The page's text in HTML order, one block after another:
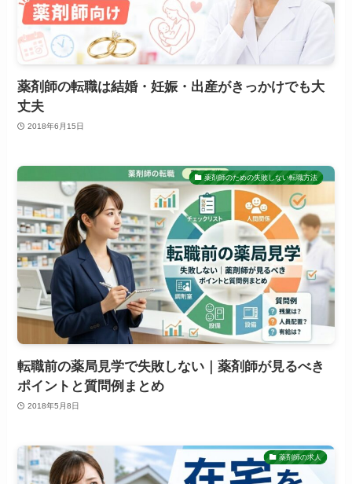
薬剤師の転職は結婚・妊娠・出産がきっかけでも大
丈夫
2018年6月15日
薬剤師のための失敗しない転職方法
転職前の薬局見学で失敗しない｜薬剤師が見るべき
ポイントと質問例まとめ
2018年5月8日
薬剤師の求人